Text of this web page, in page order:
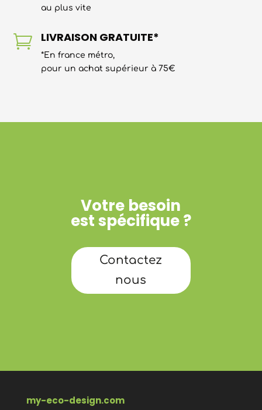
au plus vite
 LIVRAISON GRATUITE*
*En france métro,
pour un achat supérieur à 75€
Votre besoin
est spécifique ?
Contactez
nous
my-eco-design.com